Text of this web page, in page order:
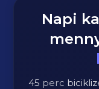
Napi
45 perc